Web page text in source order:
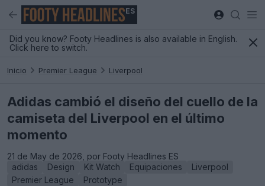
ES
Did you know? Footy Headlines is also available in English.
Click here to switch.
Inicio Premier League Liverpool
Adidas cambió el diseño del cuello de la
camiseta del Liverpool en el último
momento
21 de May de 2026, por Footy Headlines ES
adidas
Design Kit Watch Equipaciones
Liverpool
Premier League
Prototype